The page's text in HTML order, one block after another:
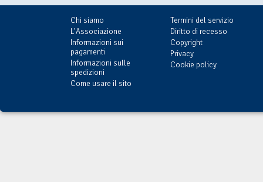
Chi siamo
L'Associazione
Informazioni sui
pagamenti
Informazioni sulle
spedizioni
Come usare il sito
Termini del servizio
Diritto di recesso
Copyright
Privacy
Cookie policy